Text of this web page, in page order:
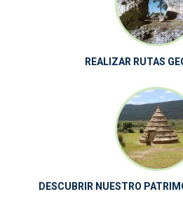
REALIZAR RUTAS
DESCUBRIR NUESTRO